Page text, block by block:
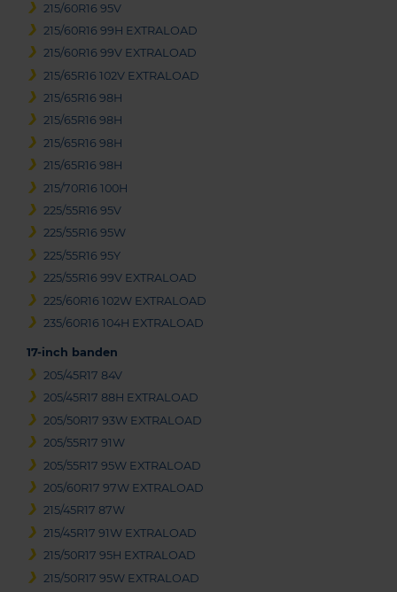
215/60R16 95V
215/60R16 99H EXTRALOAD
215/60R16 99V EXTRALOAD
215/65R16 102V EXTRALOAD
215/65R16 98H
215/65R16 98H
215/65R16 98H
215/65R16 98H
215/70R16 100H
225/55R16 95V
225/55R16 95W
225/55R16 95Y
225/55R16 99V EXTRALOAD
225/60R16 102W EXTRALOAD
235/60R16 104H EXTRALOAD
17-inch banden
205/45R17 84V
205/45R17 88H EXTRALOAD
205/50R17 93W EXTRALOAD
205/55R17 91W
205/55R17 95W EXTRALOAD
205/60R17 97W EXTRALOAD
215/45R17 87W
215/45R17 91W EXTRALOAD
215/50R17 95H EXTRALOAD
215/50R17 95W EXTRALOAD